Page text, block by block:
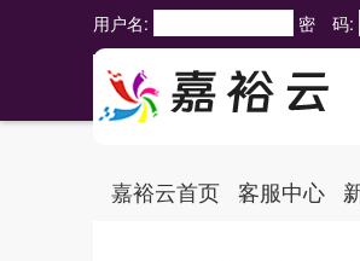
用户名: 密 码:
嘉裕云首页 客服中心